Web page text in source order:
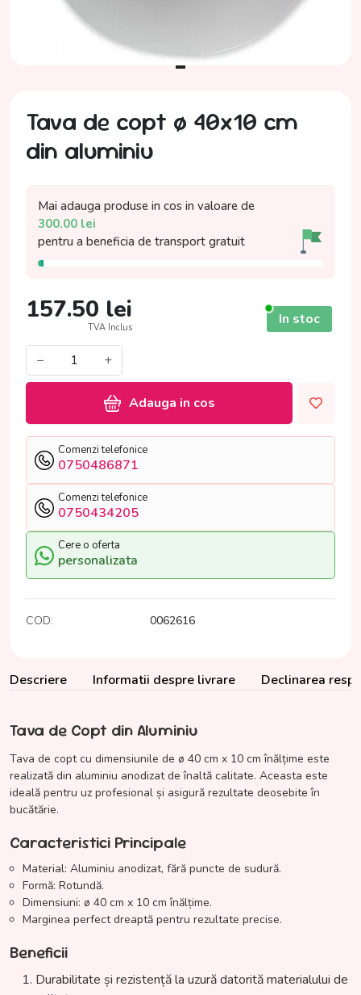
Tava de copt ø 40x10 cm
din aluminiu
Mai adauga produse in cos in valoare de
300.00 lei
pentru a beneficia de transport gratuit
157.50 lei
TVA Inclus In stoc
− +
Adauga in cos
Comenzi telefonice
0750486871
Comenzi telefonice
0750434205
Cere o oferta
personalizata
COD: 0062616
Descriere Informatii despre livrare Declinarea
Tava de Copt din Aluminiu
Tava de copt cu dimensiunile de ø 40 cm x 10 cm înălțime este
realizată din aluminiu anodizat de înaltă calitate. Aceasta este
ideală pentru uz profesional și asigură rezultate deosebite în
bucătărie.
Caracteristici Principale
Material: Aluminiu anodizat, fără puncte de sudură.
Formă: Rotundă.
Dimensiuni: ø 40 cm x 10 cm înălțime.
Marginea perfect dreaptă pentru rezultate precise.
Beneficii
Durabilitate și rezistență la uzură datorită materialului de